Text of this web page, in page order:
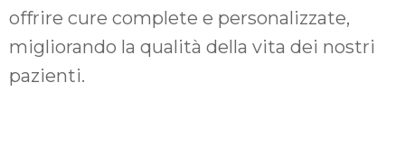
offrire cure complete e personalizzate,
migliorando la qualità della vita dei nostri
pazienti.